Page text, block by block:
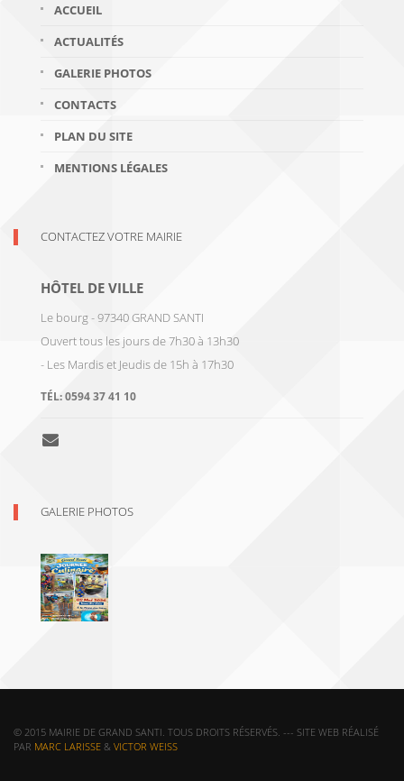
ACCUEIL
ACTUALITÉS
GALERIE PHOTOS
CONTACTS
PLAN DU SITE
MENTIONS LÉGALES
CONTACTEZ VOTRE MAIRIE
HÔTEL DE VILLE
Le bourg - 97340 GRAND SANTI
Ouvert tous les jours de 7h30 à 13h30
- Les Mardis et Jeudis de 15h à 17h30
TÉL:0594 37 41 10
GALERIE PHOTOS
© 2015 MAIRIE DE GRAND SANTI. TOUS DROITS RÉSERVÉS. --- SITE WEB RÉALISÉ
PAR MARC LARISSE & VICTOR WEISS